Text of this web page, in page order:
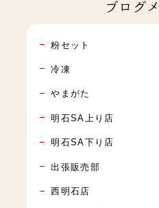
ブログ
粉セット
冷凍
やまがた
明石SA上り店
明石SA下り店
出張販売部
西明石店